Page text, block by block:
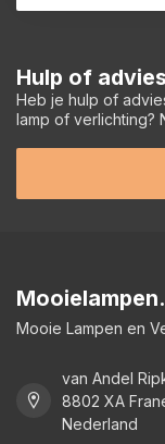
Hulp of
Heb je hulp of
lamp of verlichting?
Mooie Lampen en
van Andel
8802 XA
Nederland